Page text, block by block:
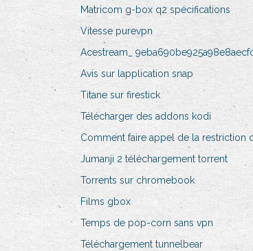
Matricom g-box q2 spécifications
Vitesse purevpn
Acestream_
Avis sur lapplication snap
Titane sur firestick
Télécharger des addons kodi
Comment faire appel de la restriction
Jumanji 2 téléchargement torrent
Torrents sur chromebook
Films gbox
Temps de pop-corn sans vpn
Téléchargement tunnelbear